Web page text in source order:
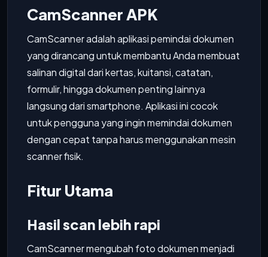
CamScanner APK
CamScanner adalah aplikasi pemindai dokumen
yang dirancang untuk membantu Anda membuat
salinan digital dari kertas, kuitansi, catatan,
formulir, hingga dokumen penting lainnya
langsung dari smartphone. Aplikasi ini cocok
untuk pengguna yang ingin memindai dokumen
dengan cepat tanpa harus menggunakan mesin
scanner fisik.
Fitur Utama
Hasil scan lebih rapi
CamScanner mengubah foto dokumen menjadi